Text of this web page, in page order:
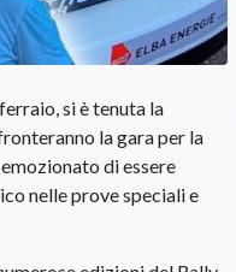
si è tenuta la
la gara per la
di essere
nelle prove speciali e